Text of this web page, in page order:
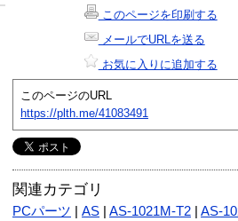
このページを印刷する
メールでURLを送る
お気に入りに追加する
このページのURL
https://plth.me/41083491
関連カテゴリ
PCパーツ AS AS-1021M-T2 AS-